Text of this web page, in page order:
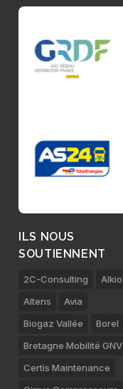
ILS NOUS
SOUTIENNENT
2C-Consulting
Alkio
Altens
Avia
Biogaz Vallée
Borel
Bretagne Mobilité GNV
Certis Maintenance